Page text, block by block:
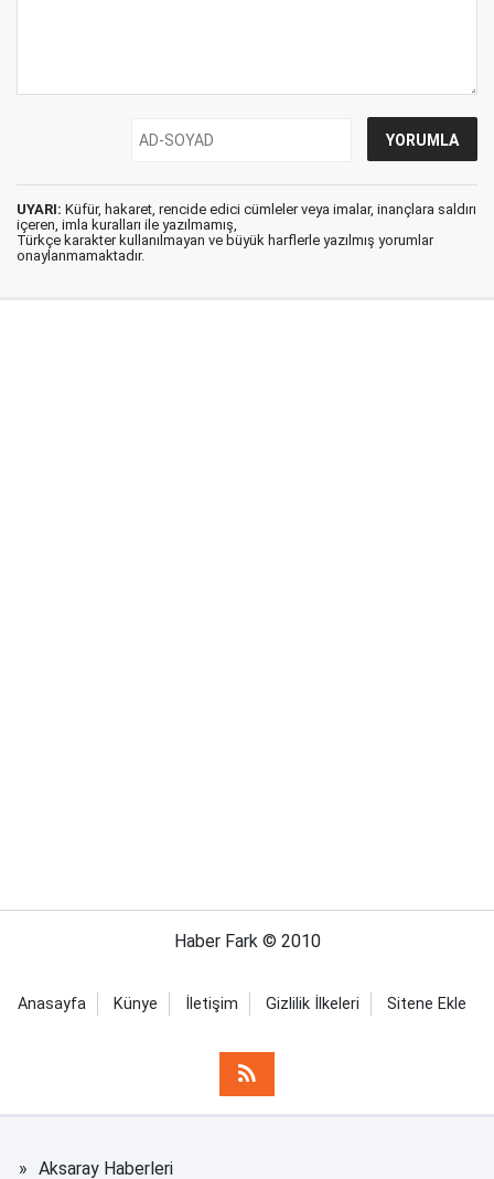
UYARI: Küfür, hakaret, rencide edici cümleler veya imalar, inançlara saldırı
içeren, imla kuralları ile yazılmamış,
Türkçe karakter kullanılmayan ve büyük harflerle yazılmış yorumlar
onaylanmamaktadır.
Haber Fark © 2010
Anasayfa Künye İletişim Gizlilik İlkeleri Sitene Ekle
Aksaray Haberleri